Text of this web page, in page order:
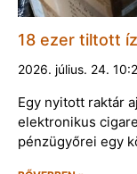
18 ezer tiltott
2026. július. 24.
Egy nyitott raktár
elektronikus
pénzügyőrei egy